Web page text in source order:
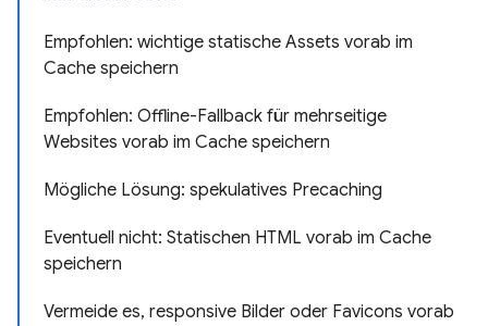
Empfohlen: wichtige statische Assets vorab im
Cache speichern
Empfohlen: Offline-Fallback für mehrseitige
Websites vorab im Cache speichern
Mögliche Lösung: spekulatives Precaching
Eventuell nicht: Statischen HTML vorab im Cache
speichern
Vermeide es, responsive Bilder oder Favicons vorab